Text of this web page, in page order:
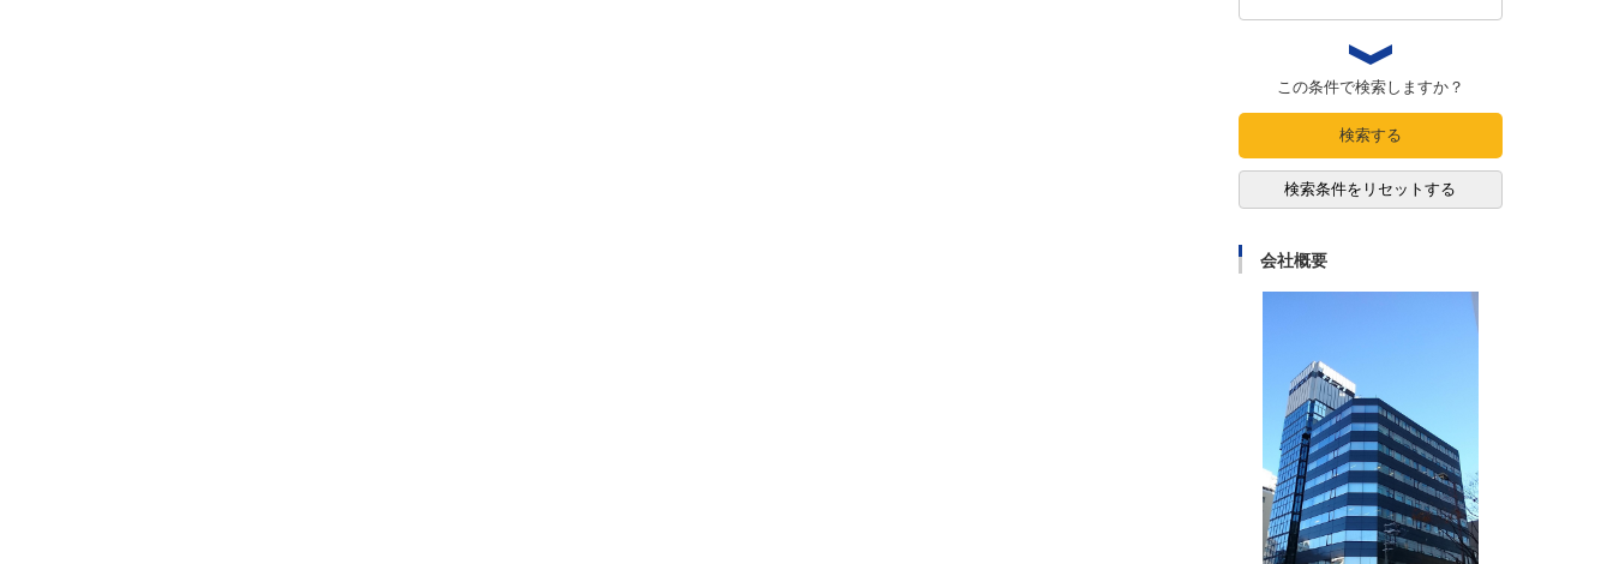
この条件で検索しますか？
検索する
検索条件をリセットする
会社概要